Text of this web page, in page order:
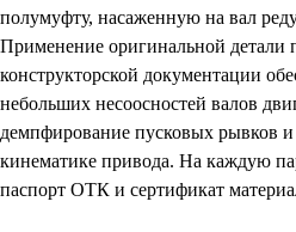
полумуфту, насаженную на вал
Применение оригинальной детали
конструкторской документации
небольших несоосностей валов
демпфирование пусковых рывков и
кинематике привода. На каждую
паспорт ОТК и сертификат